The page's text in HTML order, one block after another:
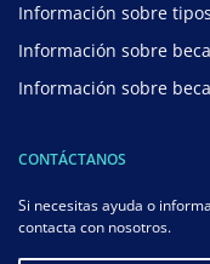
Información sobre
Información sobre
Información sobre
CONTÁCTANOS
Si necesitas ayuda o
contacta con nosotros.